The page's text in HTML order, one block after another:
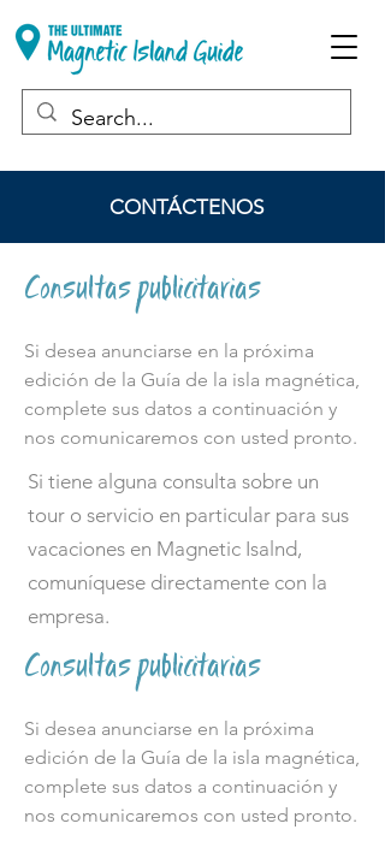
CONTÁCTENOS
Consultas publicitarias
Si desea anunciarse en la próxima
edición de la Guía de la isla magnética,
complete sus datos a continuación y
nos comunicaremos con usted pronto.
Si tiene alguna consulta sobre un
tour o servicio en particular para sus
vacaciones en Magnetic Isalnd,
comuníquese directamente con la
empresa.
Consultas publicitarias
Si desea anunciarse en la próxima
edición de la Guía de la isla magnética,
complete sus datos a continuación y
nos comunicaremos con usted pronto.